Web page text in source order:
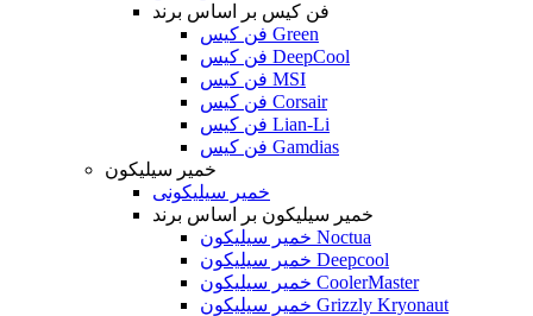
فن کیس بر اساس برند
فن کیس Green
فن کیس DeepCool
فن کیس MSI
فن کیس Corsair
فن کیس Lian-Li
فن کیس Gamdias
خمیر سیلیکون
خمیر سیلیکونی
خمیر سیلیکون بر اساس برند
خمیر سیلیکون Noctua
خمیر سیلیکون Deepcool
خمیر سیلیکون CoolerMaster
خمیر سیلیکون Grizzly Kryonaut